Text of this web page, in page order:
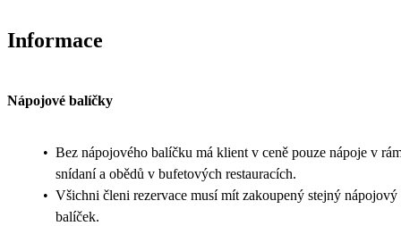
Informace
Nápojové balíčky
• Bez nápojového balíčku má klient v ceně pouze nápoje v
snídaní a obědů v bufetových restauracích.
• Všichni členi rezervace musí mít zakoupený stejný nápojový
balíček.